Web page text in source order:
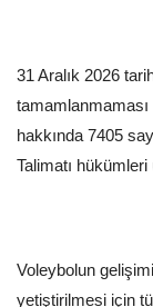
31 Aralık 2026
hakkında 7405
Talimatı hükümleri
Voleybolun
yetiştirilmesi için